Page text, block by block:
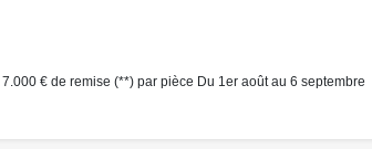
7.000 € de remise (**) par pièce Du 1er août au 6 septembre